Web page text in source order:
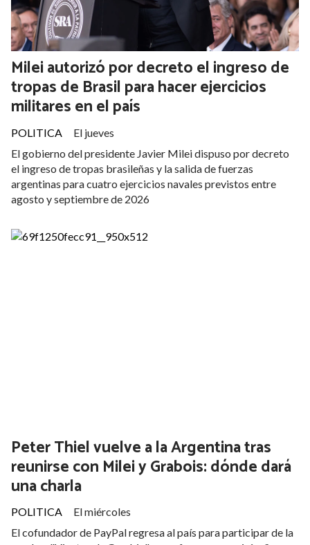
Milei autorizó por decreto el ingreso de
tropas de Brasil para hacer ejercicios
militares en el país
POLITICA
El jueves
El gobierno del presidente Javier Milei dispuso por decreto
el ingreso de tropas brasileñas y la salida de fuerzas
argentinas para cuatro ejercicios navales previstos entre
agosto y septiembre de 2026
Peter Thiel vuelve a la Argentina tras
reunirse con Milei y Grabois: dónde dará
una charla
POLITICA
El miércoles
El cofundador de PayPal regresa al país para participar de la